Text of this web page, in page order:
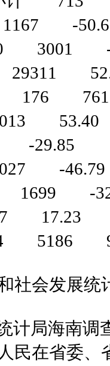
-
3001 -
29311
176
29.85
-
1699 -
17.23
5186
社会发展统
计局海南调
民在省委